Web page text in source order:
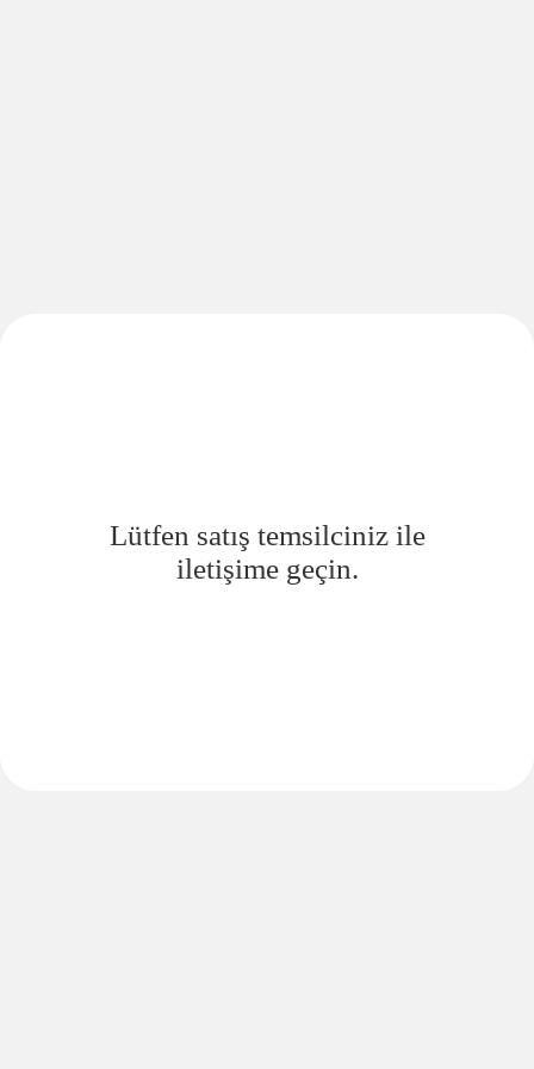
Lütfen satış temsilciniz ile
iletişime geçin.